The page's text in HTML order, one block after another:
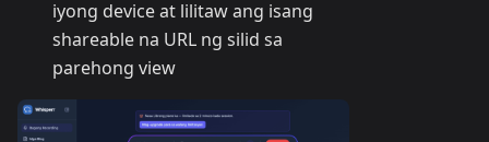
iyong device at lilitaw ang isang
shareable na URL ng silid sa
parehong view